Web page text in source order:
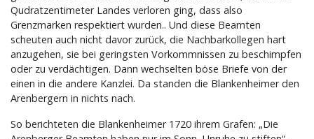
Qudratzentimeter Landes verloren ging, dass also
Grenzmarken respektiert wurden.. Und diese Beamten
scheuten auch nicht davor zurück, die Nachbarkollegen hart
anzugehen, sie bei geringsten Vorkommnissen zu beschimpfen
oder zu verdächtigen. Dann wechselten böse Briefe von der
einen in die andere Kanzlei. Da standen die Blankenheimer den
Arenbergern in nichts nach.
So berichteten die Blankenheimer 1720 ihrem Grafen: „Die